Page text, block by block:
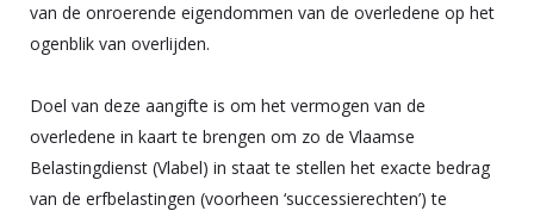
van de onroerende eigendommen van de overledene op het
ogenblik van overlijden.
Doel van deze aangifte is om het vermogen van de
overledene in kaart te brengen om zo de Vlaamse
Belastingdienst (Vlabel) in staat te stellen het exacte bedrag
van de erfbelastingen (voorheen ‘successierechten’) te